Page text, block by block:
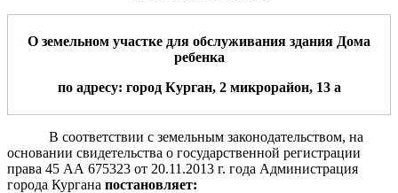
О земельном участке для обслуживания здания Дома
ребенка
по адресу: город Курган, 2 микрорайон, 13 а
В соответствии с земельным законодательством, на
основании свидетельства о государственной регистрации
права 45 АА 675323 от 20.11.2013 г. года Администрация
города Кургана постановляет: